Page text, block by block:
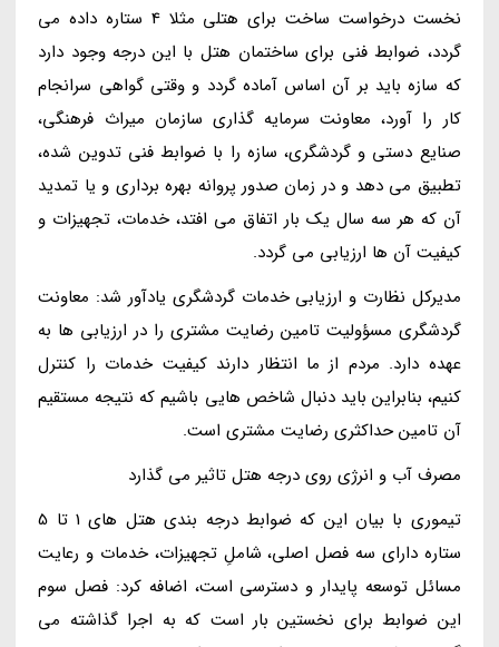
نخست درخواست ساخت برای هتلی مثلا 4 ستاره داده می
گردد، ضوابط فنی برای ساختمان هتل با این درجه وجود دارد
که سازه باید بر آن اساس آماده گردد و وقتی گواهی سرانجام
کار را آورد، معاونت سرمایه گذاری سازمان میراث فرهنگی،
صنایع دستی و گردشگری، سازه را با ضوابط فنی تدوین شده،
تطبیق می دهد و در زمان صدور پروانه بهره برداری و یا تمدید
آن که هر سه سال یک بار اتفاق می افتد، خدمات، تجهیزات و
کیفیت آن ها ارزیابی می گردد.
مدیرکل نظارت و ارزیابی خدمات گردشگری یادآور شد: معاونت
گردشگری مسؤولیت تامین رضایت مشتری را در ارزیابی ها به
عهده دارد. مردم از ما انتظار دارند کیفیت خدمات را کنترل
کنیم، بنابراین باید دنبال شاخص هایی باشیم که نتیجه مستقیم
آن تامین حداکثری رضایت مشتری است.
مصرف آب و انرژی روی درجه هتل تاثیر می گذارد
تیموری با بیان این که ضوابط درجه بندی هتل های 1 تا 5
ستاره دارای سه فصل اصلی، شاملِ تجهیزات، خدمات و رعایت
مسائل توسعه پایدار و دسترسی است، اضافه کرد: فصل سوم
این ضوابط برای نخستین بار است که به اجرا گذاشته می